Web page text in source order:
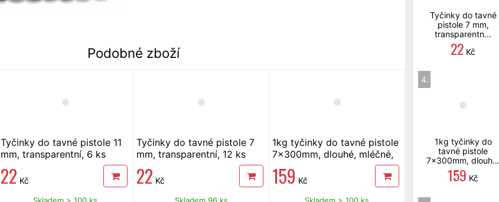
Podobné zboží
Tyčinky do tavné pistole 11
mm, transparentní, 6 ks
22 Kč
Skladem > 100 ks
Tyčinky do tavné pistole 7
mm, transparentní, 12 ks
22 Kč
Skladem 96 ks
1kg tyčinky do tavné pistole
7x300mm, dlouhé, mléčné,
159 Kč
Skladem > 100 ks
Tyčinky do tavné
pistole 7 mm,
transparentn...
22 Kč
4.
1kg tyčinky do
tavné pistole
7x300mm, dlouh...
159 Kč